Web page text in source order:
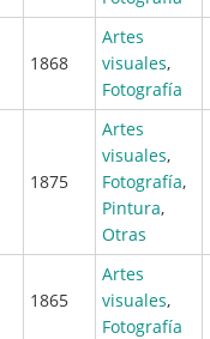
1868
Artes
visuales,
Fotografía
1875
Artes
visuales,
Fotografía,
Pintura,
Otras
1865
Artes
visuales,
Fotografía